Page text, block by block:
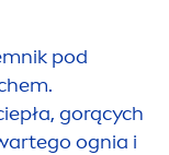
pod
gorących
ognia i